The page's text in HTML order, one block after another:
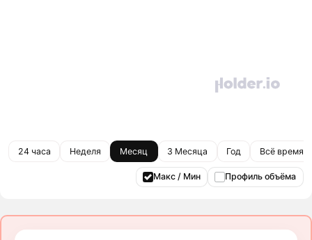
24 часа Неделя Месяц 3 Месяца Год Всё время
Макс / Мин Профиль объёма